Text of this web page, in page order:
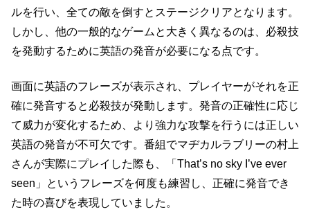
ルを行い、全ての敵を倒すとステージクリアとなります。
しかし、他の一般的なゲームと大きく異なるのは、必殺技
を発動するために英語の発音が必要になる点です。
画面に英語のフレーズが表示され、プレイヤーがそれを正
確に発音すると必殺技が発動します。発音の正確性に応じ
て威力が変化するため、より強力な攻撃を行うには正しい
英語の発音が不可欠です。番組でマヂカルラブリーの村上
さんが実際にプレイした際も、「That’s no sky I’ve ever
seen」というフレーズを何度も練習し、正確に発音でき
た時の喜びを表現していました。